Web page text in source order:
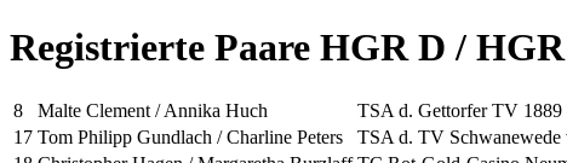
Registrierte Paare HGR D /
8 Malte Clement / Annika Huch
TSA d. Gettorfer TV 1889
17 Tom Philipp Gundlach / Charline Peters
TSA d. TV Schwanewede